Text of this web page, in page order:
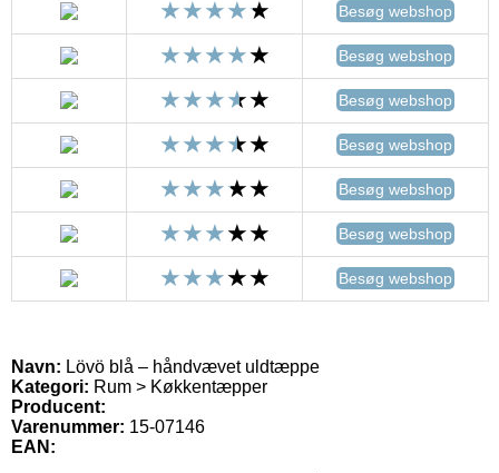
Besøg webshop
Besøg webshop
Besøg webshop
Besøg webshop
Besøg webshop
Besøg webshop
Besøg webshop
Navn: Lövö blå – håndvævet uldtæppe
Kategori: Rum > Køkkentæpper
Producent:
Varenummer: 15-07146
EAN: